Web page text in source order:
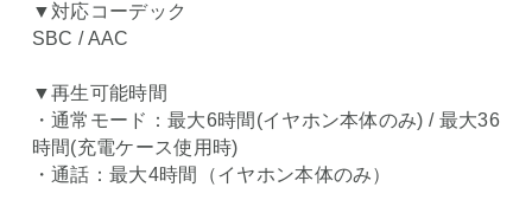
▼対応コーデック
SBC / AAC
▼再生可能時間
・通常モード：最大6時間(イヤホン本体のみ) / 最大36
時間(充電ケース使用時)
・通話：最大4時間（イヤホン本体のみ）